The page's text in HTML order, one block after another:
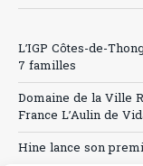
L’IGP Côtes-de-
7 familles
Domaine de la Ville
France L’Aulin de
Hine lance son